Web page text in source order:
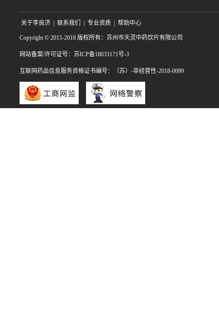
关于李良济 | 联系我们 | 专业资质 | 帮助中心
Copyright © 2015-2018 版权所有：苏州市天灵中药饮片有限公司
网站备案/许可证号：苏ICP备18033171号-3
互联网药品信息服务资格证书编号：（苏）-非经营性-2018-0099